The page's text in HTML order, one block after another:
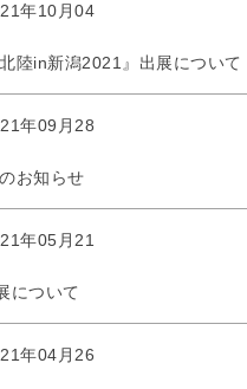
年10月04
陸in新潟2021』出展について
年09月28
お知らせ
年05月21
について
年04月26